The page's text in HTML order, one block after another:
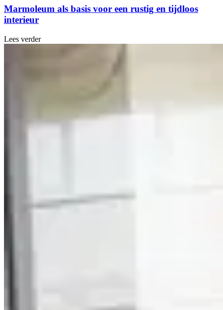
Marmoleum als basis voor een rustig en tijdloos
interieur
Lees verder